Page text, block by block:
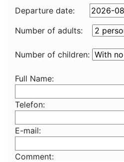
Departure date:
Number of adults:
Number of children:
Full Name:
Telefon:
E-mail:
Comment: